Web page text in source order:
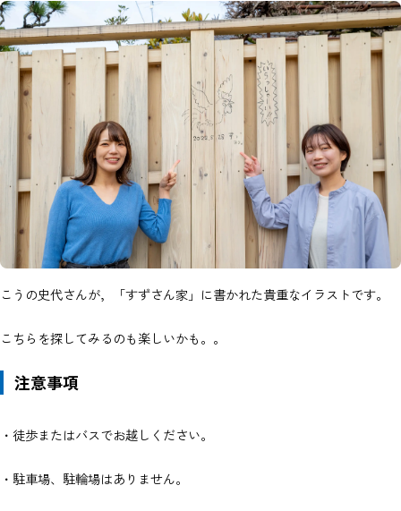
こうの史代さんが，「すずさん家」に書かれた貴重なイラストです。
こちらを探してみるのも楽しいかも。。
注意事項
・徒歩またはバスでお越しください。
・駐車場、駐輪場はありません。